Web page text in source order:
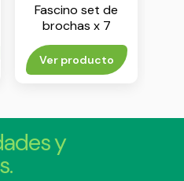
Fascino set de
brochas x 7
unidades
Ver producto
y